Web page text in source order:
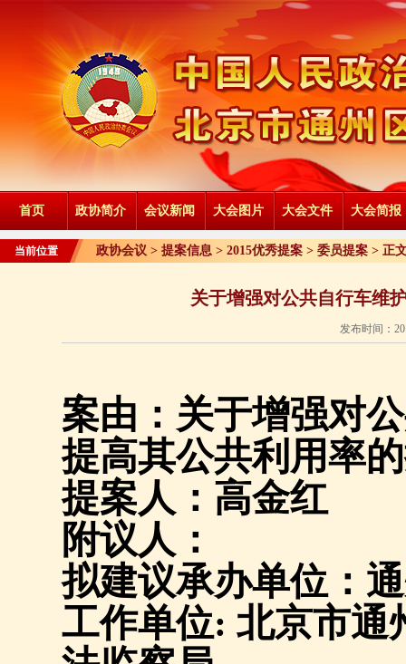
首页 政协简介 会议新闻 大会图片 大会文件 大会简报
当前位置 政协会议 > 提案信息 > 2015优秀提案 > 委员提案 > 正
关于增强对公共自行车维
发布时间：
案由：关于增强对
提高其公共利用率
提案人：高金红
附议人：
拟建议承办单位：
工作单位: 北京市通